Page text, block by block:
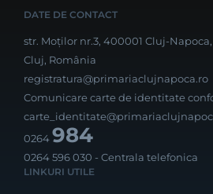
DATE DE CONTACT
str. Moților nr.3, 400001 Cluj-Napoca,
Cluj, România
registratura@primariaclujnapoca.ro
Comunicare carte de identitate
0264984
0264 596 030 - Centrala telefonica
LINKURI UTILE